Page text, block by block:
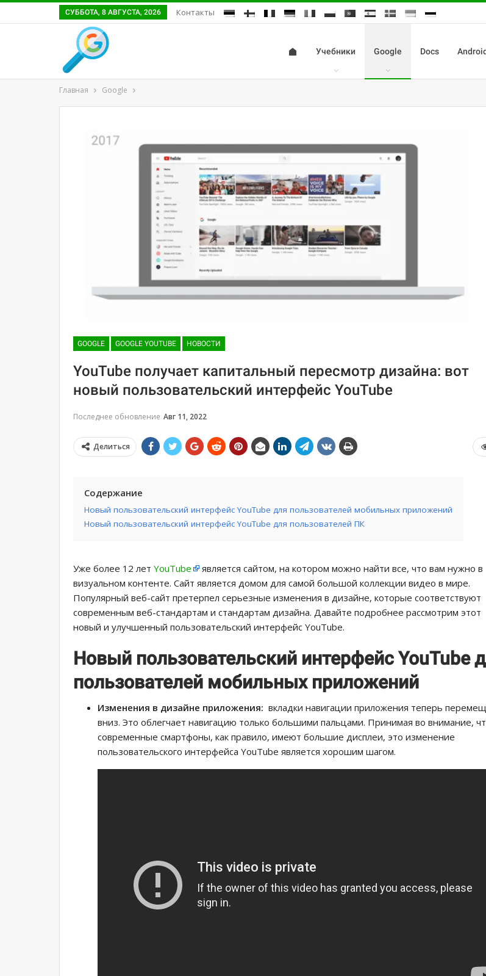
СУББОТА, 8 АВГУСТА, 2026 Контакты
Учебники Google Docs
Главная Google
GOOGLE GOOGLE YOUTUBE НОВОСТИ
YouTube получает капитальный пересмотр дизайна: вот
новый пользовательский интерфейс YouTube
Последнее обновление Авг 11, 2022
Делиться
Содержание
Новый пользовательский интерфейс YouTube для пользователей мобильных приложений
Новый пользовательский интерфейс YouTube для пользователей ПК
Уже более 12 лет YouTube
является сайтом, на котором можно найти все, что вам нужно в
визуальном контенте. Сайт является домом для самой большой коллекции видео в мире.
Популярный веб-сайт претерпел серьезные изменения в дизайне, которые соответствуют
современным веб-стандартам и стандартам дизайна. Давайте подробнее рассмотрим этот
новый и улучшенный пользовательский интерфейс YouTube.
Новый пользовательский интерфейс YouTube
пользователей мобильных приложений
Изменения в дизайне приложения: вкладки навигации приложения теперь
вниз. Это облегчает навигацию только большими пальцами. Принимая во внимание,
современные смартфоны, как правило, имеют большие дисплеи, это изменение
пользовательского интерфейса YouTube является хорошим шагом.